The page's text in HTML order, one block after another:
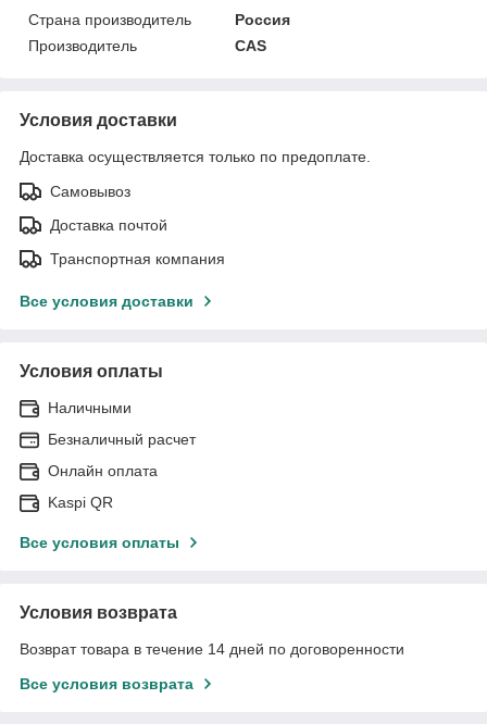
Страна производитель
Россия
Производитель
CAS
Условия доставки
Доставка осуществляется только по предоплате.
Самовывоз
Доставка почтой
Транспортная компания
Все условия доставки
Условия оплаты
Наличными
Безналичный расчет
Онлайн оплата
Kaspi QR
Все условия оплаты
Условия возврата
Возврат товара в течение 14 дней по договоренности
Все условия возврата